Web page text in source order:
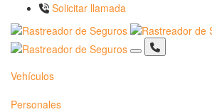
Solicitar llamada
Vehículos
Personales